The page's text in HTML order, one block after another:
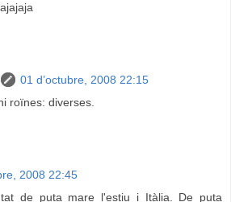
01 d’octubre, 2008 22:15
roïnes: diverses.
2008 22:45
de puta mare l'estiu i Itàlia. De puta